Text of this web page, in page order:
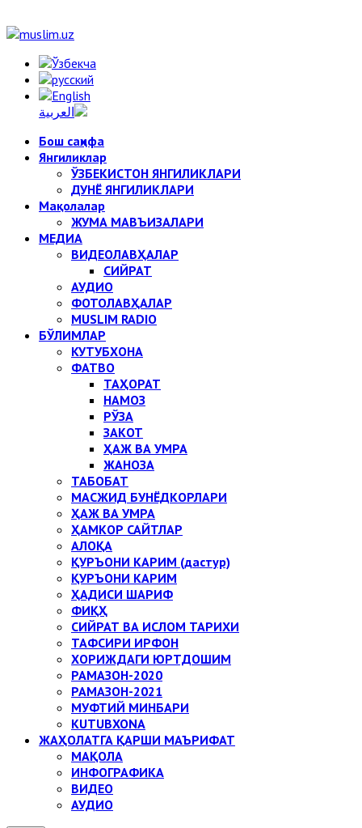
Бош саҳифа
Янгиликлар
ЎЗБЕКИСТОН ЯНГИЛИКЛАРИ
ДУНЁ ЯНГИЛИКЛАРИ
Мақолалар
ЖУМА МАВЪИЗАЛАРИ
МЕДИА
ВИДЕОЛАВҲАЛАР
СИЙРАТ
АУДИО
ФОТОЛАВҲАЛАР
MUSLIM RADIO
БЎЛИМЛАР
КУТУБХОНА
ФАТВО
ТАҲОРАТ
НАМОЗ
РЎЗА
ЗАКОТ
ҲАЖ ВА УМРА
ЖАНОЗА
ТАБОБАТ
МАСЖИД БУНЁДКОРЛАРИ
ҲАЖ ВА УМРА
ҲАМКОР САЙТЛАР
АЛОҚА
ҚУРЪОНИ КАРИМ (дастур)
ҚУРЪОНИ КАРИМ
ҲАДИСИ ШАРИФ
ФИҚҲ
СИЙРАТ ВА ИСЛОМ ТАРИХИ
ТАФСИРИ ИРФОН
ХОРИЖДАГИ ЮРТДОШИМ
РАМАЗОН-2020
РАМАЗОН-2021
МУФТИЙ МИНБАРИ
KUTUBXONA
ЖАҲОЛАТГА ҚАРШИ МАЪРИФАТ
МАҚОЛА
ИНФОГРАФИКА
ВИДЕО
АУДИО